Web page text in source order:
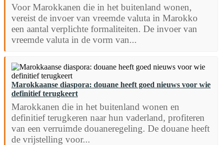
Voor Marokkanen die in het buitenland wonen,
vereist de invoer van vreemde valuta in Marokko
een aantal verplichte formaliteiten. De invoer van
vreemde valuta in de vorm van...
Marokkaanse diaspora: douane heeft goed nieuws voor wie
definitief terugkeert
Marokkanen die in het buitenland wonen en
definitief terugkeren naar hun vaderland, profiteren
van een verruimde douaneregeling. De douane heeft
de vrijstelling voor...